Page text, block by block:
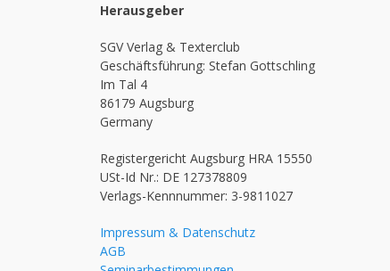
Herausgeber
SGV Verlag & Texterclub
Geschäftsführung: Stefan Gottschling
Im Tal 4
86179 Augsburg
Germany
Registergericht Augsburg HRA 15550
USt-Id Nr.: DE 127378809
Verlags-Kennnummer: 3-9811027
Impressum & Datenschutz
AGB